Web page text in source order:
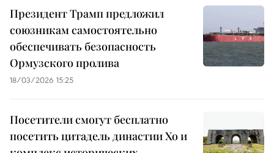
Президент Трамп предложил
союзникам самостоятельно
обеспечивать безопасность
Ормузского пролива
18/03/2026 15:25
Посетители смогут бесплатно
посетить цитадель династии Хо и